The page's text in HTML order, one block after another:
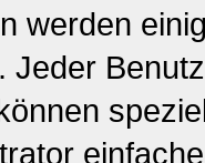
werden
Jeder